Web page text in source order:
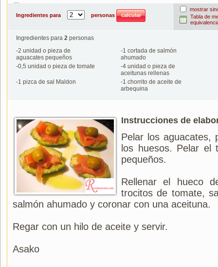
Ingredientes para
personas
mostrar
Tabla de
Ingredientes para 2 personas
-2 unidad o pieza de
aguacates pequeños
-1 cortada de salmón
ahumado
-0,5 unidad o pieza de tomate -4 unidad o pieza de
aceitunas rellenas
-1 pizca de sal Maldon -1 chorrito de aceite de
arbequina
Instrucciones de
Pelar los aguacates,
los huesos. Pelar el
pequeños.
Rellenar el hueco
trocitos de tomate,
salmón ahumado y coronar con una aceituna.
Regar con un hilo de aceite y servir.
Asako